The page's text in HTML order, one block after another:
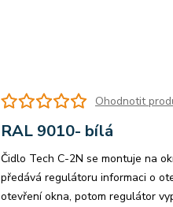
Ohodnotit
RAL 9010- bílá
Čidlo Tech C-2N se montuje na
předává regulátoru informaci o
otevření okna, potom regulátor